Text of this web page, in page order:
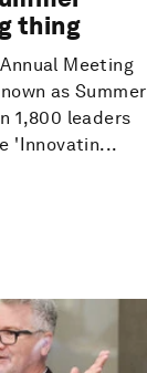
thing
Meeting
as Summer
1,800 leaders
'Innovatin...